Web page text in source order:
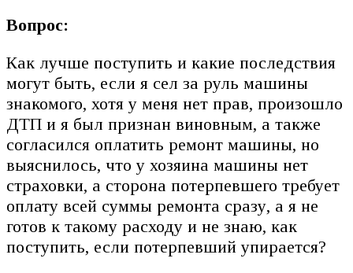
Вопрос:
Как лучше поступить и какие последствия
могут быть, если я сел за руль машины
знакомого, хотя у меня нет прав, произошло
ДТП и я был признан виновным, а также
согласился оплатить ремонт машины, но
выяснилось, что у хозяина машины нет
страховки, а сторона потерпевшего требует
оплату всей суммы ремонта сразу, а я не
готов к такому расходу и не знаю, как
поступить, если потерпевший упирается?